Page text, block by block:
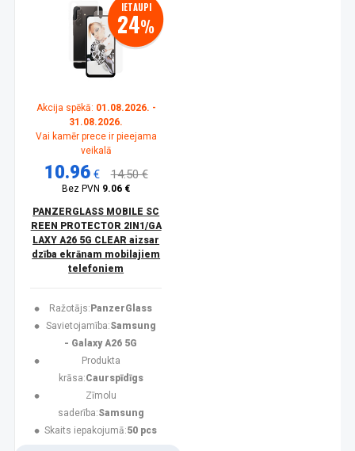
IETAUPI
24%
Akcija spēkā: 01.08.2026. -
31.08.2026.
Vai kamēr prece ir pieejama
veikalā
10.96 € 14.50 €
Bez PVN 9.06 €
PANZERGLASS MOBILE SC
REEN PROTECTOR 2IN1/GA
LAXY A26 5G CLEAR aizsar
dzība ekrānam mobilajiem
telefoniem
Ražotājs: PanzerGlass
Savietojamība:Samsung
- Galaxy A26 5G
Produkta
krāsa:Caurspīdīgs
Zīmolu
saderība:Samsung
Skaits iepakojumā:50 pcs